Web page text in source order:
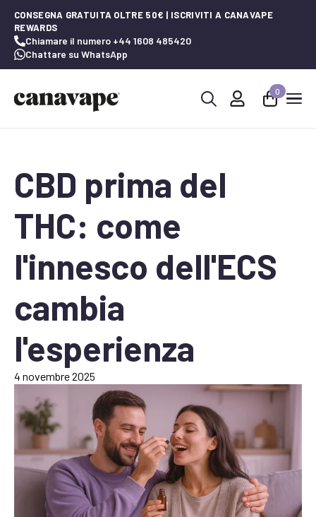
CONSEGNA GRATUITA OLTRE 50€ | ISCRIVITI A CANAVAPE
REWARDS
Chiamare il numero +44 1608 485420
Chattare su WhatsApp
0
CBD prima del
THC: come
l'innesco dell'ECS
cambia
l'esperienza
4 novembre 2025